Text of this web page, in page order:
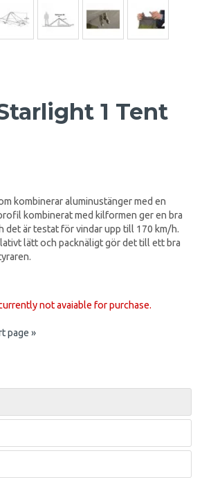
1 Tent
kombinerar aluminustänger med en
kombinerat med kilformen ger en bra
det är testat för vindar upp till 170 km/h.
lätt och packnäligt gör det till ett bra
not avaiable for purchase.
page »